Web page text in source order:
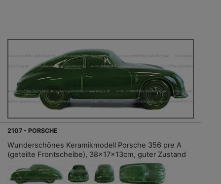
2107 - PORSCHE
Wunderschönes Keramikmodell Porsche 356 pre A
(geteilte Frontscheibe), 38x17x13cm, guter Zustand